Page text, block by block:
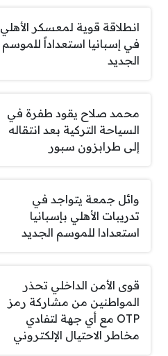
انطلاقة قوية لمعسكر الأهلي
في إسبانيا استعداداً للموسم
الجديد
محمد صلاح يقود طفرة في
السياحة التركية بعد انتقاله
إلى طرابزون سبور
وائل جمعة يتواجد في
تدريبات الأهلي بإسبانيا
استعدادا للموسم الجديد
قوى الأمن الداخلي تحذر
المواطنين من مشاركة رمز
OTP مع أي جهة لتفادي
مخاطر الاحتيال الإلكتروني